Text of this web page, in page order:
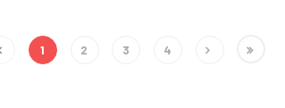
1 2 3 4